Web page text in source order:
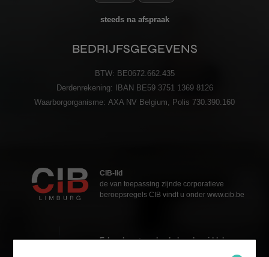
steeds na afspraak
BEDRIJFSGEGEVENS
BTW: BE0672.662.435
Derdenrekening:
IBAN BE59 3751 1369 8126
Waarborgorganisme: AXA NV Belgium, Polis 730.390.160
CIB-lid
de van toepassing zijnde corporatieve
beroepsregels CIB vindt u onder www.cib.be
Erkend vastgoedmakelaar-bemiddelaar